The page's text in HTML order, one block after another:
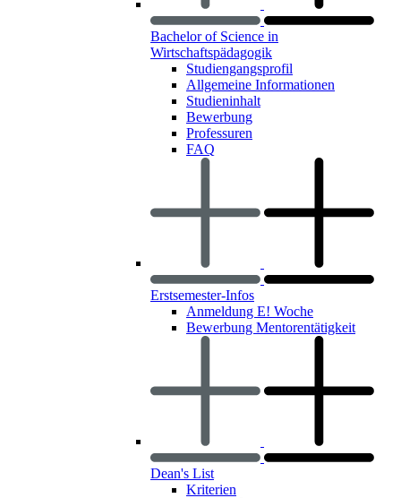
Bachelor of Science in
Wirtschaftspädagogik
Studiengangsprofil
Allgemeine Informationen
Studieninhalt
Bewerbung
Professuren
FAQ
Erstsemester-Infos
Anmeldung E! Woche
Bewerbung Mentorentätigkeit
Dean's List
Kriterien